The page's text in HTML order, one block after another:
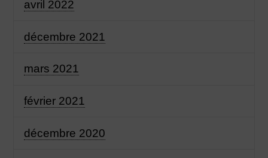
avril 2022
décembre 2021
mars 2021
février 2021
décembre 2020